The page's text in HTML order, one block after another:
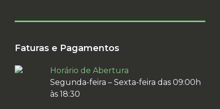
Faturas e Pagamentos
Horário de Abertura
Segunda-feira – Sexta-feira das 09:00h
às 18:30